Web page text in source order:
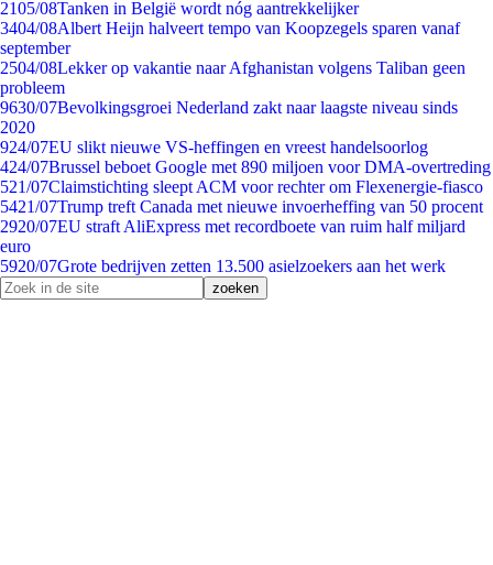
2105/08Tanken in België wordt nóg aantrekkelijker
3404/08Albert Heijn halveert tempo van Koopzegels sparen vanaf
september
2504/08Lekker op vakantie naar Afghanistan volgens Taliban geen
probleem
9630/07Bevolkingsgroei Nederland zakt naar laagste niveau sinds
2020
924/07EU slikt nieuwe VS-heffingen en vreest handelsoorlog
424/07Brussel beboet Google met 890 miljoen voor DMA-overtreding
521/07Claimstichting sleept ACM voor rechter om Flexenergie-fiasco
5421/07Trump treft Canada met nieuwe invoerheffing van 50 procent
2920/07EU straft AliExpress met recordboete van ruim half miljard
euro
5920/07Grote bedrijven zetten 13.500 asielzoekers aan het werk